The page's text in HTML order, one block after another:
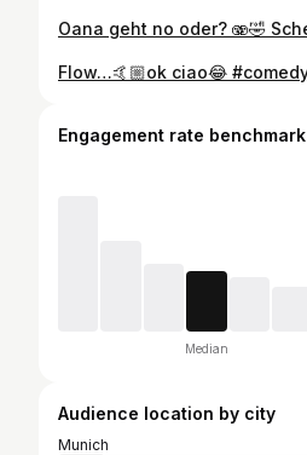
Engagement rate benchmark
Median
Audience location by city
Munich